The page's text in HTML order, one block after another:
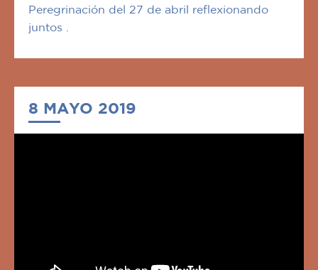
Peregrinación del 27 de abril reflexionando
juntos .
8 MAYO 2019